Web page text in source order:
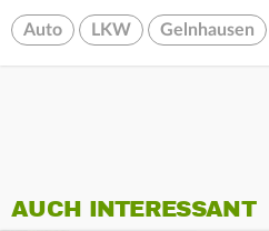
Auto LKW Gelnhausen
AUCH INTERESSANT